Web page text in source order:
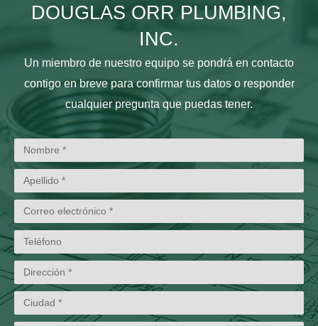
DOUGLAS ORR PLUMBING,
INC.
Un miembro de nuestro equipo se pondrá en contacto
contigo en breve para confirmar tus datos o responder
cualquier pregunta que puedas tener.